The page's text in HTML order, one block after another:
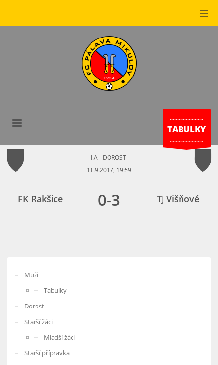
.......................
TABULKY
.......................
I.A - DOROST
11.9.2017, 19:59
FK Rakšice 0-3 TJ Višňové
Muži
Tabulky
Dorost
Starší žáci
Mladší žáci
Starší přípravka